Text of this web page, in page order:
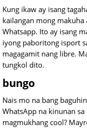
Kung ikaw ay isang
kailangan mong
Whatsapp. Ito ay isang
iyong paboritong isport
magagamit nang libre.
tungkol dito.
bungo
Nais mo na bang
WhatsApp na kinunan
magmukhang cool?